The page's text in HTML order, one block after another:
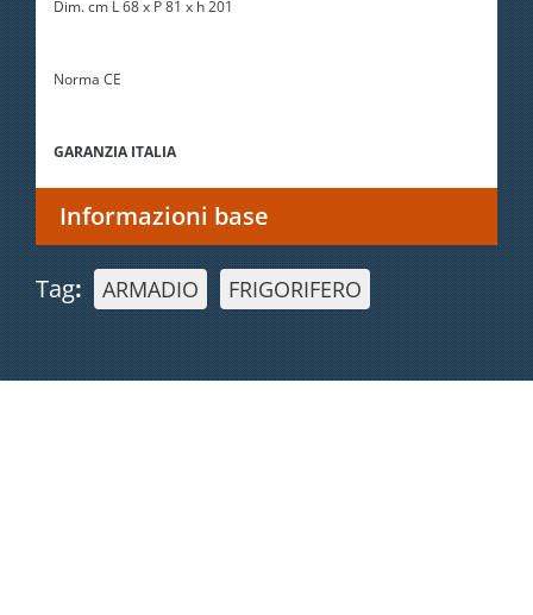
Dim. cm L 68 x P 81 x h 201
Norma CE
GARANZIA ITALIA
Informazioni base
Tag: ARMADIO FRIGORIFERO